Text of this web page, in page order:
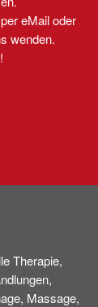
eMail oder
wenden.
Therapie,
Massage,